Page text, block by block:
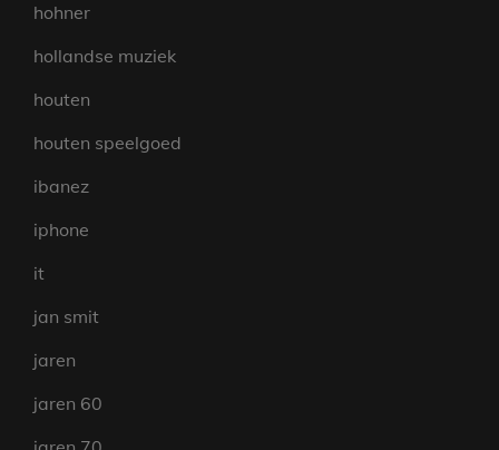
hohner
hollandse muziek
houten
houten speelgoed
ibanez
iphone
it
jan smit
jaren
jaren 60